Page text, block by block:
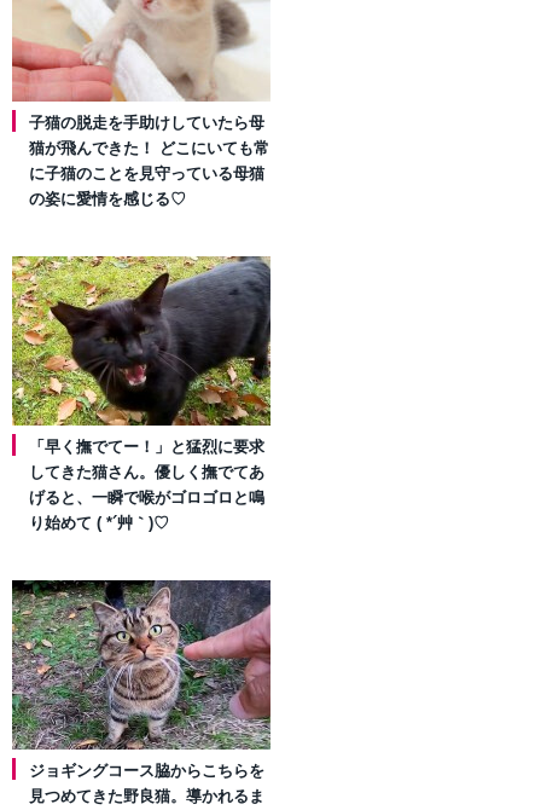
子猫の脱走を手助けしていたら母
猫が飛んできた！ どこにいても常
に子猫のことを見守っている母猫
の姿に愛情を感じる♡
「早く撫でてー！」と猛烈に要求
してきた猫さん。優しく撫でてあ
げると、一瞬で喉がゴロゴロと鳴
り始めて ( *´艸｀)♡
ジョギングコース脇からこちらを
見つめてきた野良猫。導かれるま